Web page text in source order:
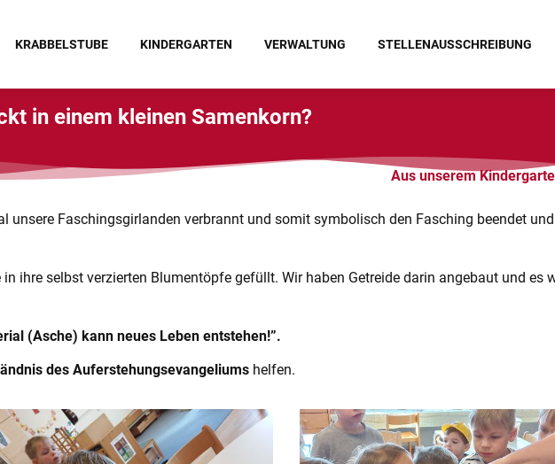
KRABBELSTUBE KINDERGARTEN VERWALTUNG STELLENAUSSCHREIBUNG
in einem kleinen Samenkorn?
Aus unserem
unsere Faschingsgirlanden verbrannt und somit symbolisch den Fasching beendet
ihre selbst verzierten Blumentöpfe gefüllt. Wir haben Getreide darin angebaut und es
(Asche) kann neues Leben entstehen!”.
des Auferstehungsevangeliums helfen.